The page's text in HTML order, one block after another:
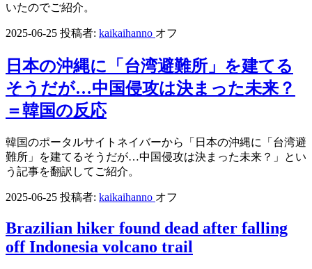
いたのでご紹介。
2025-06-25 投稿者: kaikaihanno オフ
日本の沖縄に「台湾避難所」を建てる
そうだが…中国侵攻は決まった未来？
＝韓国の反応
韓国のポータルサイトネイバーから「日本の沖縄に「台湾避
難所」を建てるそうだが…中国侵攻は決まった未来？」とい
う記事を翻訳してご紹介。
2025-06-25 投稿者: kaikaihanno オフ
Brazilian hiker found dead after falling
off Indonesia volcano trail